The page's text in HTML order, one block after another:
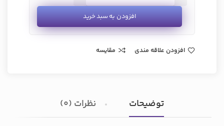
افزودن به سبد خرید
افزودن علاقه مندی مقایسه
توضیحات نظرات (0)